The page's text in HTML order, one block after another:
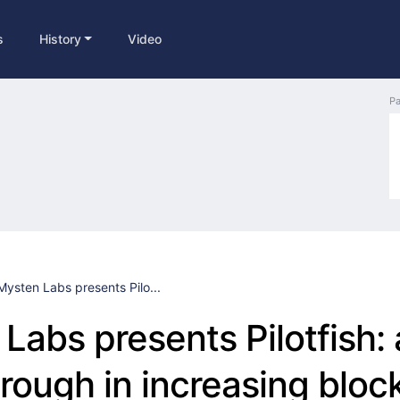
History Video
Labs presents Pilo...
presents Pilotfish:
in increasing